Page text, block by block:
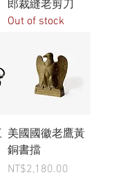
郎裁縫老剪刀
Out of stock
美國國徽老鷹黃
銅書擋
Price
NT$2,180.00